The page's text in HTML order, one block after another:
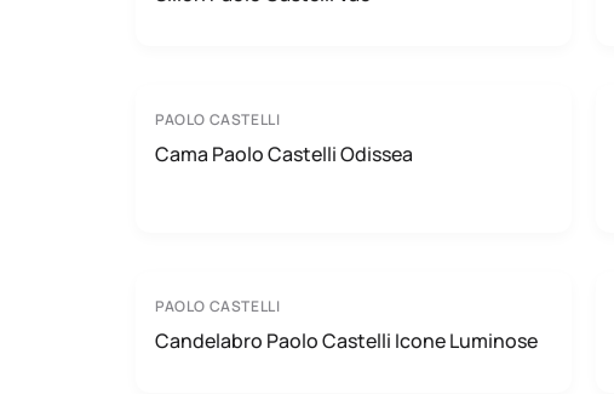
PAOLO CASTELLI
Cama Paolo Castelli Odissea
PAOLO CASTELLI
Candelabro Paolo Castelli Icone Luminose